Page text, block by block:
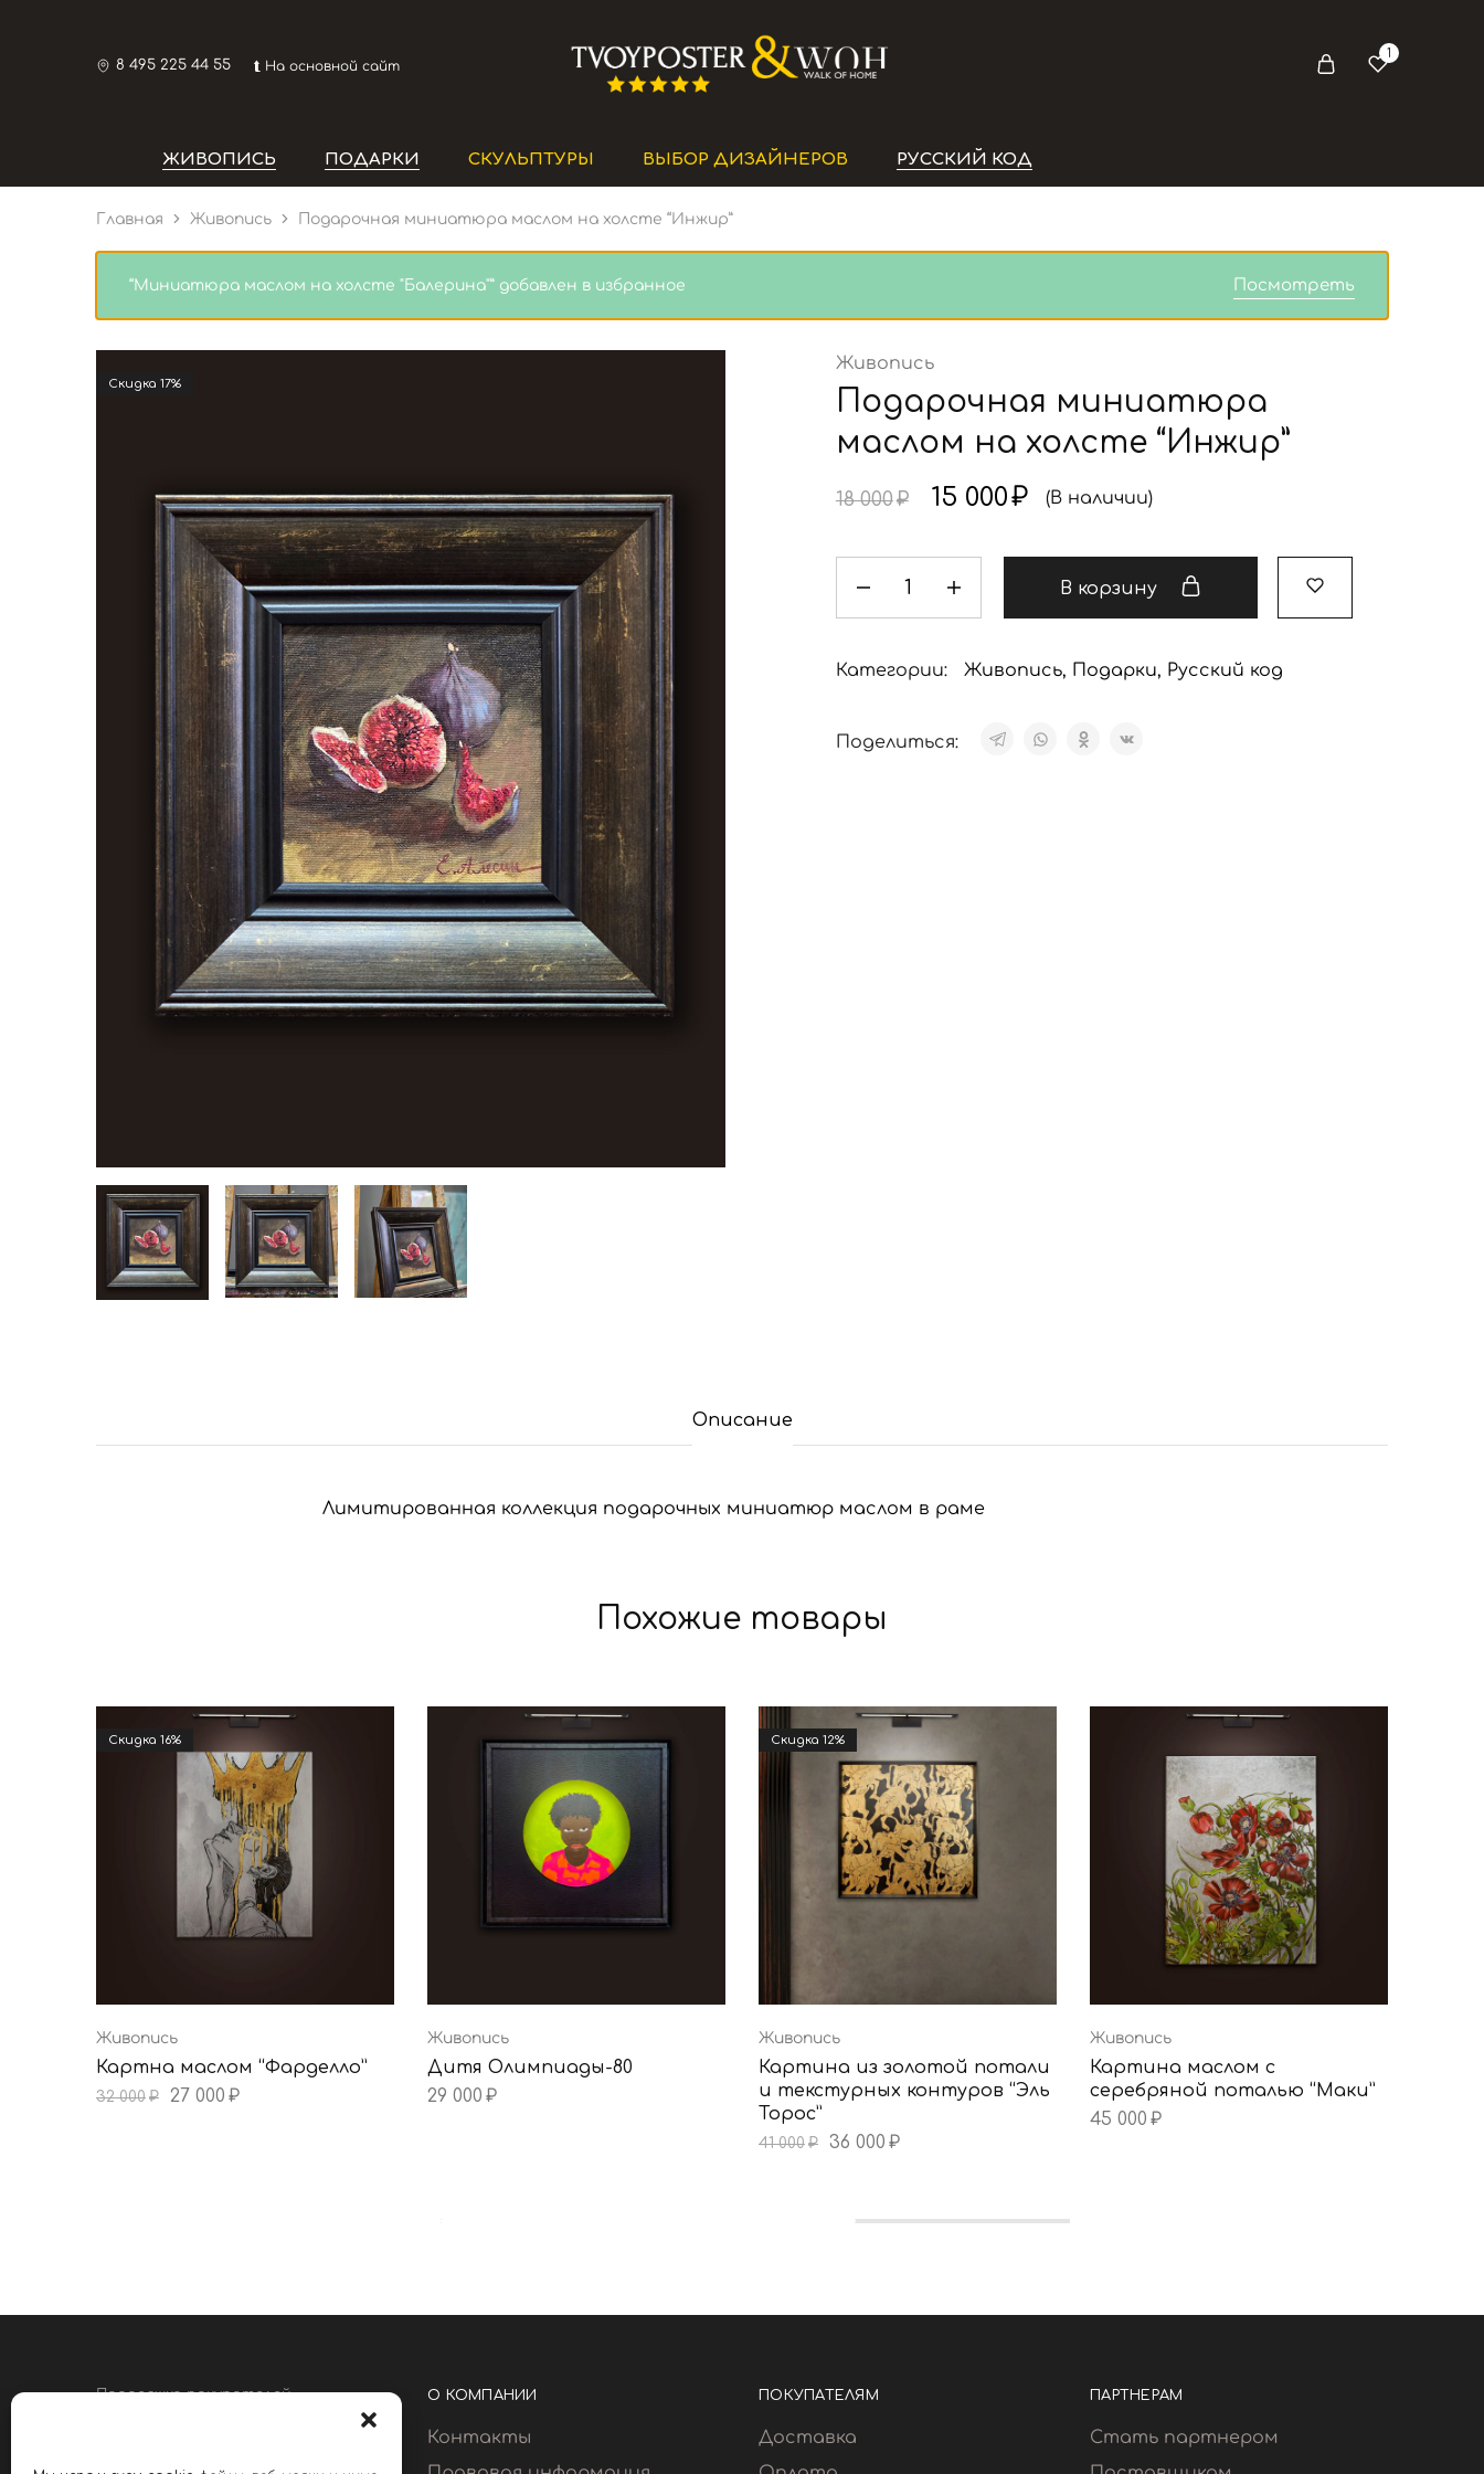
8 495 225 44 55 ⮬ На основной сайт
Премиальные
постеры
Интернет-
магазин
1
ЖИВОПИСЬ ПОДАРКИ СКУЛЬПТУРЫ ВЫБОР ДИЗАЙНЕРОВ РУССКИЙ КОД
Главная Живопись Подарочная миниатюра маслом на холсте “Инжир”
Посмотреть
“Миниатюра маслом на холсте "Балерина"” добавлен в избранное
Cкидка 17%
Живопись
Подарочная миниатюра
маслом на холсте “Инжир”
18 000₽ 15 000₽ (В наличии)
В корзину
Категории: Живопись, Подарки, Русский код
Поделиться:
Описание
Лимитированная коллекция подарочных миниатюр маслом в раме
Похожие товары
Cкидка 16%
Живопись
Картна маслом “Фарделло”
32 000 ₽ 27 000 ₽
Живопись
Дитя Олимпиады-80
29 000 ₽
Cкидка 12%
Живопись
Картина из золотой потали
и текстурных контуров “Эль
Торос”
41 000 ₽ 36 000 ₽
Живопись
Картина маслом с
серебряной поталью “Маки”
45 000 ₽
Поддержка покупателей О КОМПАНИИ
Контакты
ПОКУПАТЕЛЯМ
Доставка
ПАРТНЕРАМ
Стать партнером